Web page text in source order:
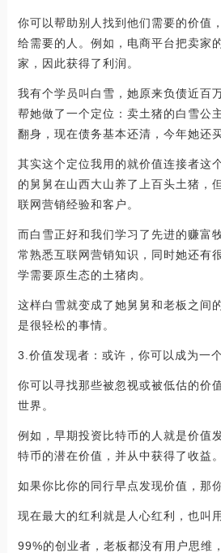
你可以帮助别人找到他们需要的价值
给需要的人。例如，电商平台把卖家
家，因此获得了利润。
我有个学员叫白雪，她原来负债近百
帮她做了一个定位：卖土猪的白雪公
翻身，现在债务基本还清，今年她还
其实这个定位我用的就价值连接者这
的舅舅在山西大山养了上百头土猪，
联网营销经验和客户。
而白雪正好和我们学习了先进的赚富
常熟悉互联网营销知识，同时她还有
学需要原生态的土猪肉。
这样白雪就变成了她舅舅和老板之间
是很轻松的事情。
3.价值发现者：或许，你可以成为一
你可以寻找那些被忽视或被低估的价
世界。
例如，早期投资比特币的人就是价值
特币的潜在价值，并从中获得了收益。
如果你比你的同行早点发现价值，那
现在最大的红利就是人心红利，也叫
99%的创业者，老板都没有用户思维